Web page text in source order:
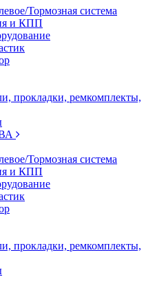
Тормозная система
и КПП
прокладки, ремкомплекты,
Тормозная система
и КПП
прокладки, ремкомплекты,